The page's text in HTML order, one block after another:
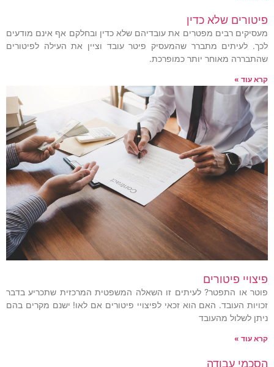
פיטורים שלא כדין
מעסיקים רבים מפטרים את עובדיהם שלא כדין ובחלקם אף אינם מודעים
לכך. לעיתים מתברר שהמעסיק פיטר עובד וציין את העילה לפיטורים
שהתבררה מאוחר יותר כמופרכת.
קרא עוד »
פיצויי פיטורים
פוטר או התפטר? לעיתים זו השאלה המשפטית המרכזית שתכריע בדבר
זכויות העובד. האם הוא זכאי לפיצויי פיטורים אם לאו! ישנם מקרים בהם
ניתן לשלול מהעובד
קרא עוד »
הסכמי עבודה